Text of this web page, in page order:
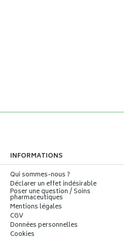
INFORMATIONS
Qui sommes-nous ?
Déclarer un effet indésirable
Poser une question / Soins
pharmaceutiques
Mentions légales
CGV
Données personnelles
Cookies